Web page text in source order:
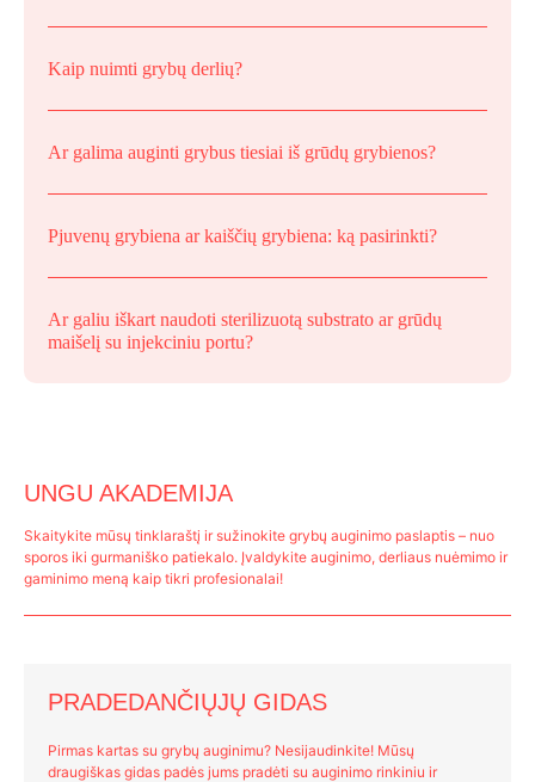
Kaip nuimti grybų derlių?
Ar galima auginti grybus tiesiai iš grūdų grybienos?
Pjuvenų grybiena ar kaiščių grybiena: ką pasirinkti?
Ar galiu iškart naudoti sterilizuotą substrato ar grūdų
maišelį su injekciniu portu?
UNGU AKADEMIJA
Skaitykite mūsų tinklaraštį ir sužinokite grybų auginimo paslaptis – nuo
sporos iki gurmaniško patiekalo. Įvaldykite auginimo, derliaus nuėmimo ir
gaminimo meną kaip tikri profesionalai!
PRADEDANČIŲJŲ GIDAS
Pirmas kartas su grybų auginimu? Nesijaudinkite! Mūsų
draugiškas gidas padės jums pradėti su auginimo rinkiniu ir